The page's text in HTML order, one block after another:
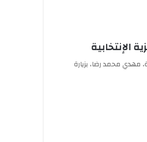
الإنتخابية
مهدي محمد رضا، بزيارة